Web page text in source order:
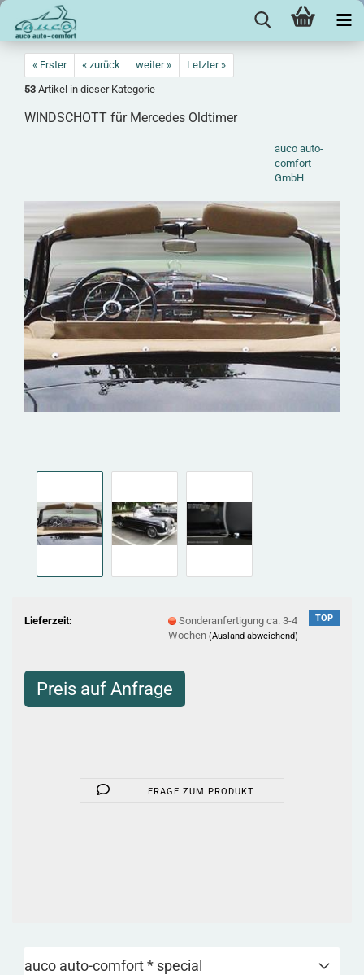
« Erster « zurück weiter »
Letzter »
53 Artikel in dieser Kategorie
WIND­SCHOTT für Mer­ce­des Old­ti­mer
auco auto-
comfort
GmbH
TOP
Lieferzeit:
Sonderanfertigung ca. 3-4
Wochen (Ausland abweichend)
Preis auf Anfrage
FRAGE ZUM PRODUKT
auco auto-comfort * special